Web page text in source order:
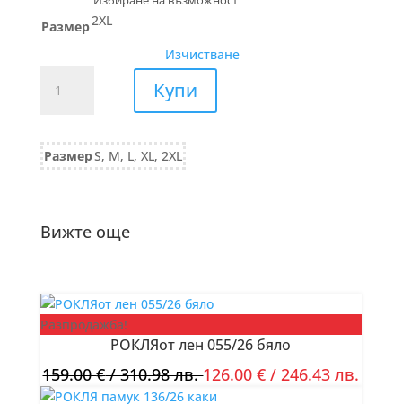
Размер2XL
Изчистване
блестяща
Купи
РазмерS, M, L, XL, 2XL
Вижте още
Разпродажба!
РОКЛЯот лен 055/26 бяло
159.00€/ 310.98 лв.126.00€ / 246.43 лв.